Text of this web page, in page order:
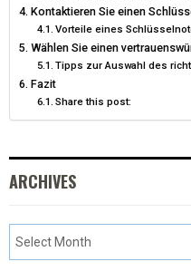
Kontaktieren Sie einen
Vorteile eines
Wählen Sie einen
Tipps zur Auswahl des
Fazit
Share this post:
ARCHIVES